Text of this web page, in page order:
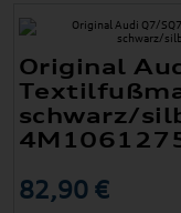
Original
schwarz/
82,90 €